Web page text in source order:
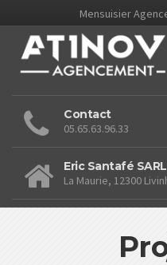
Mensuisier
Contact
05.65.63.96.33
Eric Santafé
La Maurie, 12300